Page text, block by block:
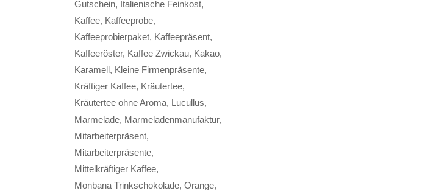
Gutschein Italienische Feinkost
Kaffee Kaffeeprobe
Kaffeeprobierpaket Kaffeepräsent
Kaffeeröster Kaffee Zwickau Kakao
Karamell Kleine Firmenpräsente
Kräftiger Kaffee Kräutertee
Kräutertee ohne Aroma Lucullus
Marmelade Marmeladenmanufaktur
Mitarbeiterpräsent
Mitarbeiterpräsente
Mittelkräftiger Kaffee
Monbana Trinkschokolade Orange